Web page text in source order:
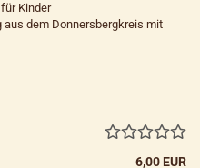
Kinder
aus dem Donnersbergkreis mit
6,00 EUR